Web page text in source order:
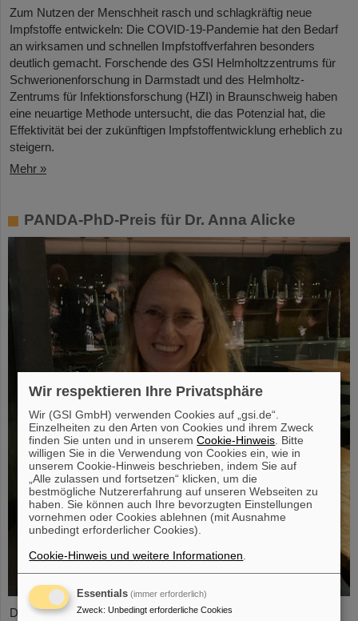
Zum Nutzen der Menschheit rasch und schlagkräftig neue
Impfstoffe entwickeln: Die COVID-19-Pandemie hat den Bedarf
an wirksamen und schnellen Impfstoffverfahren besonders
deutlich gemacht. Forschende des GSI Helmholtzzentrums für
Schwerionenforschung in Darmstadt und des Helmholtz-
Zentrums für Infektionsforschung (HZI) in Braunschweig haben
eine neuartige Methode untersucht, die das Potenzial hat, die
Effektivität bei der zukünftigen Impfstoffentwicklung erheblich zu
steigern.
Mehr »
PANDA-PhD-Preis für Dr. Anna Alicke
Der PANDA-PhD-Preis 2023 wurde an Anna Alicke (FZ
Wir respektieren Ihre Privatsphäre
Wir (GSI GmbH) verwenden Cookies auf „gsi.de“.
Einzelheiten zu den Arten von Cookies und ihrem Zweck
finden Sie unten und in unseremCookie-Hinweis . Bitte
willigen Sie in die Verwendung von Cookies ein, wie in
unserem Cookie-Hinweis beschrieben, indem Sie auf
„Alle zulassen und fortsetzen“ klicken, um die
bestmögliche Nutzererfahrung auf unseren Webseiten zu
haben. Sie können auch Ihre bevorzugten Einstellungen
vornehmen oder Cookies ablehnen (mit Ausnahme
unbedingt erforderlicher Cookies).
Cookie-Hinweis und weitere Informationen
Essentials (immer erforderlich)
Zweck: Unbedingt erforderliche Cookies